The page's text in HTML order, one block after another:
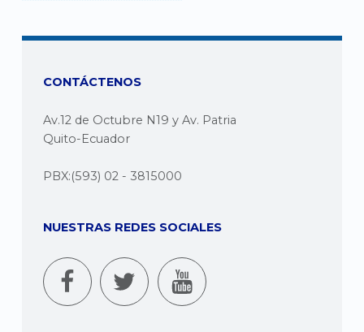
CONTÁCTENOS
Av.12 de Octubre N19 y Av. Patria
Quito-Ecuador
PBX:(593) 02 - 3815000
NUESTRAS REDES SOCIALES